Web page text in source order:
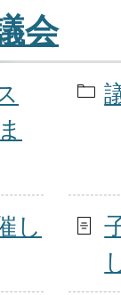
会
し